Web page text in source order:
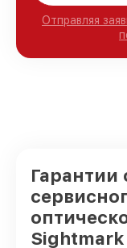
Отправляя
Гарантии
Sightmark